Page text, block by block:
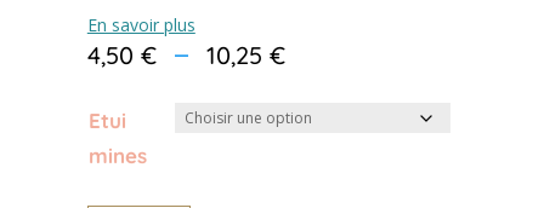
En savoir plus
4,50 € – 10,25 €Plage
de
prix :
4,50 €
Etui
mines